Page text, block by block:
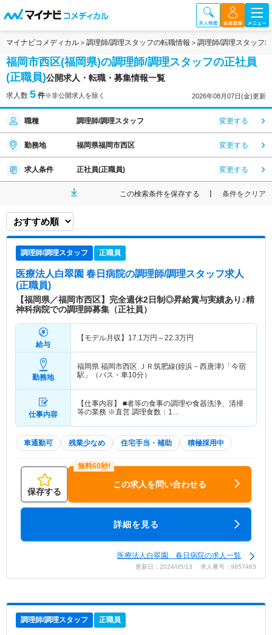
マイナビコメディカル 調理師/調理スタッフの転職情報 調理師/調理スタッフ
福岡市西区(福岡県)の調理師/調理スタッフの正社員
(正職員)公開求人・転職・募集情報一覧
求人数 5 件※非公開求人を除く 2026年08月07日(金)更新
職種 調理師/調理スタッフ 変更する
勤務地 福岡県福岡市西区 変更する
求人条件 正社員(正職員) 変更する
この検索条件を保存する 条件をクリア
調理師/調理スタッフ 正職員
医療法人白翠園 春日病院の調理師/調理スタッフ求人
(正職員)
【福岡県／福岡市西区】完全週休2日制◎昇給賞与実績あり♪精
神科病院での調理師募集（正社員）
給与
【モデル月収】 17.1万円～22.3万円
勤務地
福岡県 福岡市西区 ＪＲ筑肥線(姪浜－西唐津)「今宿
駅」（バス・車10分）
仕事内容
【仕事内容】 ■者等の食事の調理や食器洗浄、清掃
等の業務 ※直営 調理食数：1…
車通勤可 残業少なめ 住宅手当・補助 積極採用中
保存する
この求人を問い合わせる
詳細を見る
医療法人白翠園 春日病院の求人一覧
更新日：2024/05/13 求人番号：9857463
調理師/調理スタッフ 正職員